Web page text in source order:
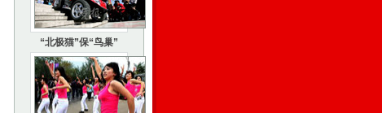
“北极猫”保“鸟巢”